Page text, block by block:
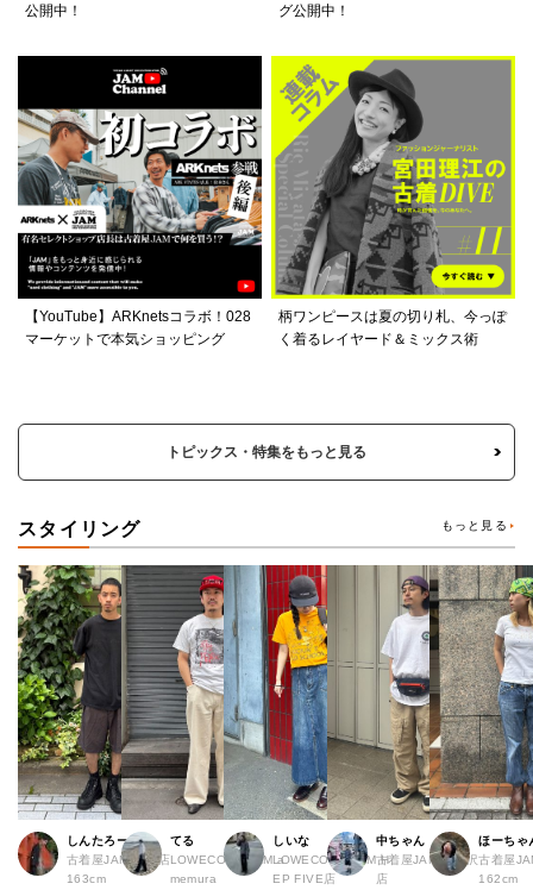
公開中！
グ公開中！
【YouTube】ARKnetsコラボ！028
マーケットで本気ショッピング
柄ワンピースは夏の切り札、今っぽ
く着るレイヤード＆ミックス術
トピックス・特集をもっと見る
スタイリング もっと見る
しんたろー
古着屋JAM 仙台店
163cm
てる
LOWECO by JAM a
memura
しいな
LOWECO by JAM H
EP FIVE店
中ちゃん
古着屋JAM 下北沢
店
ほーちゃ
古着屋
162cm